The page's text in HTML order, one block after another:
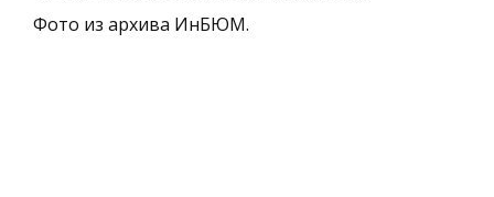
Фото из архива ИнБЮМ.